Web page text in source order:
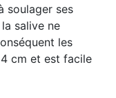
soulager ses
salive ne
les
cm et est facile